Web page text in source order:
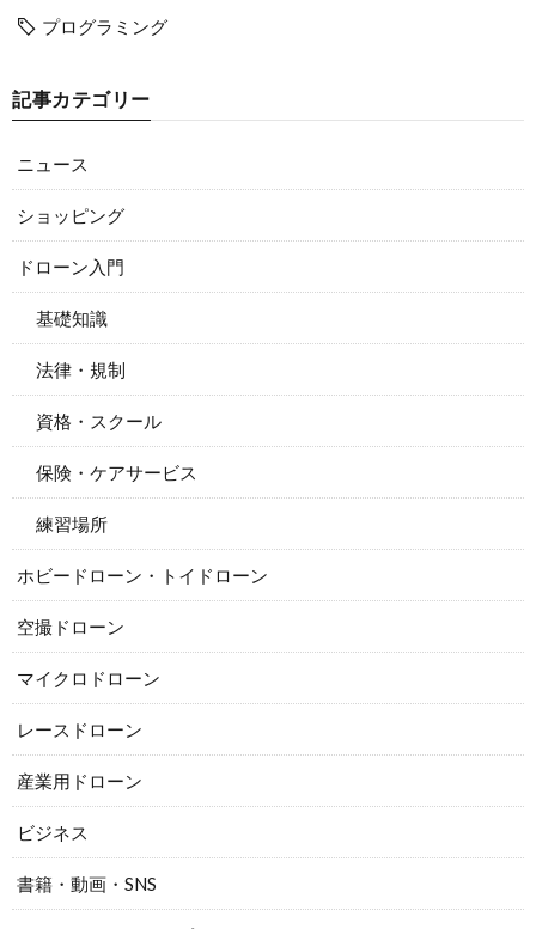
プログラミング
記事カテゴリー
ニュース
ショッピング
ドローン入門
基礎知識
法律・規制
資格・スクール
保険・ケアサービス
練習場所
ホビードローン・トイドローン
空撮ドローン
マイクロドローン
レースドローン
産業用ドローン
ビジネス
書籍・動画・SNS